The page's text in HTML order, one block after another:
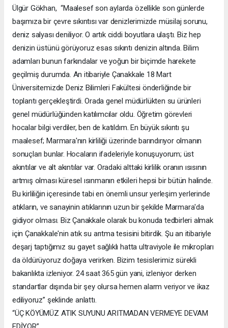
Ülgür Gökhan, “Maalesef son aylarda özellikle son günlerde
başımıza bir çevre sıkıntısı var denizlerimizde müsilaj sorunu,
deniz salyası deniliyor. O artık ciddi boyutlara ulaştı. Biz hep
denizin üstünü görüyoruz esas sıkıntı denizin altında. Bilim
adamları bunun farkındalar ve yoğun bir biçimde harekete
geçilmiş durumda. An itibariyle Çanakkale 18 Mart
Üniversitemizde Deniz Bilimleri Fakültesi önderliğinde bir
toplantı gerçekleştirdi. Orada genel müdürlükten su ürünleri
genel müdürlüğünden katılımcılar oldu. Öğretim görevleri
hocalar bilgi verdiler, ben de katıldım. En büyük sıkıntı şu
maalesef; Marmara'nın kirliliği üzerinde barındırıyor olmanın
sonuçları bunlar. Hocaların ifadeleriyle konuşuyorum; üst
akıntılar ve alt akıntılar var. Oradaki alttaki kirlilik oranın ısısının
artmış olması küresel ısınmanın etkileri hepsi bir bütün halinde.
Bu kirliliğin içeresinde tabi en önemli unsur yerleşim yerlerinde
atıkların, ve sanayinin atıklarının uzun bir şekilde Marmara'da
gidiyor olması. Biz Çanakkale olarak bu konuda tedbirleri almak
için Çanakkale'nin atık su arıtma tesisini bitirdik. Şu an itibariyle
deşarj taptığımız su gayet sağlıklı hatta ultraviyole ile mikropları
da öldürüyoruz doğaya verirken. Bizim tesislerimiz sürekli
bakanlıkta izleniyor. 24 saat 365 gün yani, izleniyor derken
standartlar dışında bir şey olursa hemen alarm veriyor ve ikaz
ediliyoruz” şeklinde anlattı.
“ÜÇ KÖYÜMÜZ ATIK SUYUNU ARITMADAN VERMEYE DEVAM